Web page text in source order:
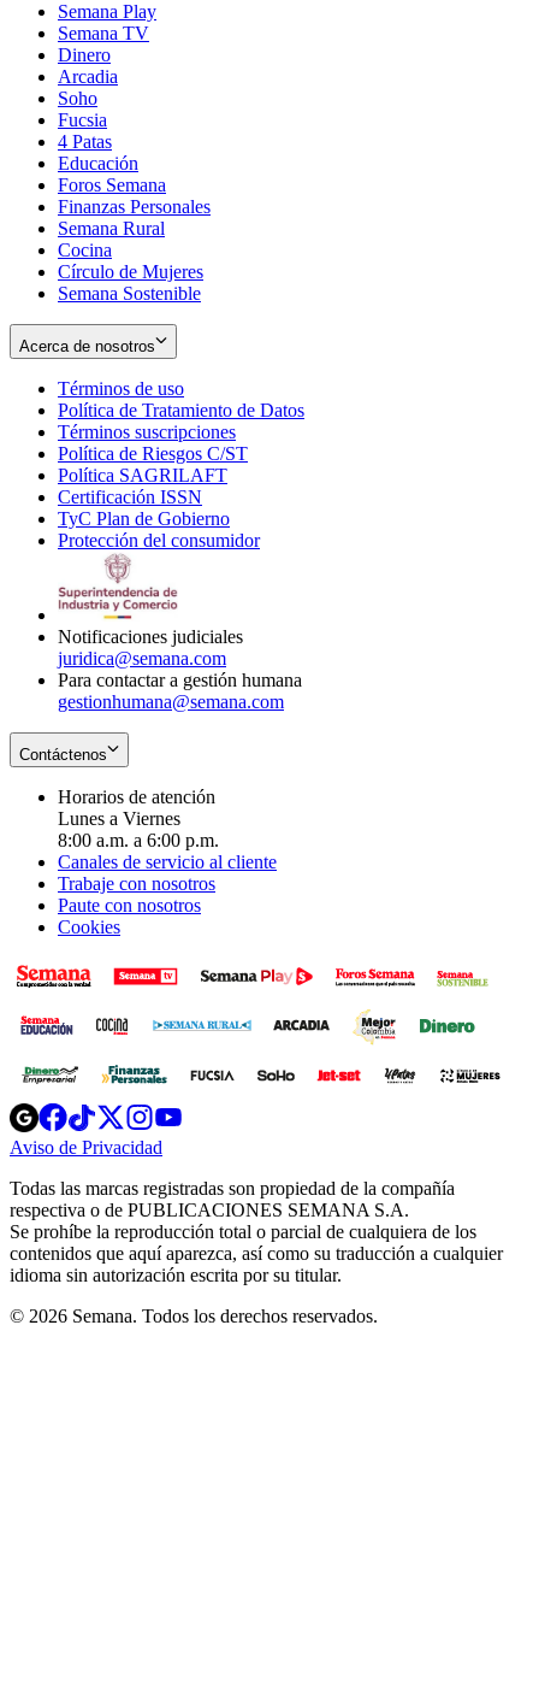
Semana Play
Semana TV
Dinero
Arcadia
Soho
in
new
window
Fucsia
in
new
window
4 Patas
Educación
Foros Semana
Finanzas Personales
Semana Rural
Cocina
Círculo de Mujeres
Semana Sostenible
Acerca de nosotros
Términos de uso
in
new
window
Política de Tratamiento de Datos
Términos suscripciones
in
Política de Riesgos C/ST
Política SAGRILAFT
new
window
Certificación ISSN
in
new
TyC Plan de Gobierno
in
Protección del consumidorOpens
Notificaciones judiciales
juridica@semana.com
Para contactar a gestión humana
gestionhumana@semana.com
Contáctenos
Horarios de atención
Lunes a Viernes
8:00 a.m. a 6:00 p.m.
Canales de servicio al cliente
Trabaje con nosotros
Paute con nosotros
Cookies
Opens
in
new
Opens
in
new
Opens
in
new
window
Opens
new
windowwindow
Aviso de Privacidad
new
window
Todas las marcas registradas son propiedad de la compañía
respectiva o de PUBLICACIONES SEMANA S.A.
Se prohíbe la reproducción total o parcial de cualquiera de los
contenidos que aquí aparezca, así como su traducción a cualquier
idioma sin autorización escrita por su titular.
© 2026 Semana. Todos los derechos reservados.